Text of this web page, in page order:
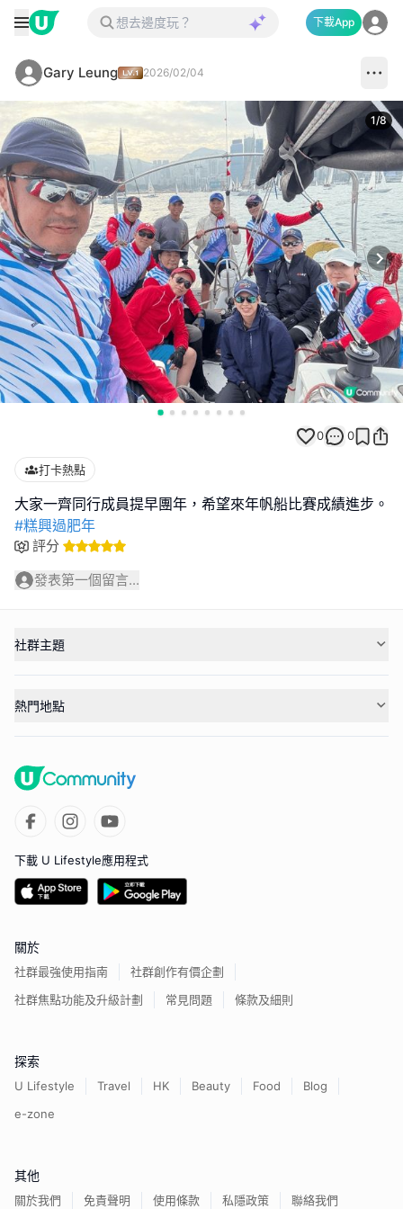
下載App
Gary Leung 2026/02/04
1/8
0 0
打卡熱點
#糕興過肥年
評分
發表第一個留言...
社群主題
熱門地點
下載 U Lifestyle應用程式
關於
社群最強使用指南
社群創作有價企劃
社群焦點功能及升級計劃
常見問題 條款及細則
探索
U Lifestyle Travel HK Beauty Food
Blog
e-zone
其他
關於我們 免責聲明 使用條款 私隱政策 聯絡我們